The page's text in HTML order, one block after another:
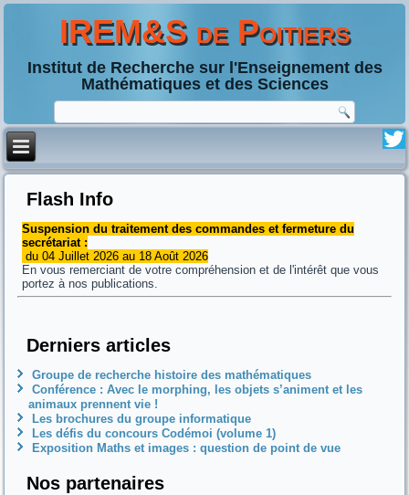
IREM&S de Poitiers
Institut de Recherche sur l'Enseignement des
Mathématiques et des Sciences
Flash Info
Suspension du traitement des commandes et fermeture du
secrétariat :
du 04 Juillet 2026 au 18 Août 2026
En vous remerciant de votre compréhension et de l'intérêt que vous
portez à nos publications.
Derniers articles
Groupe de recherche histoire des mathématiques
Conférence : Avec le morphing, les objets s’animent et les
animaux prennent vie !
Les brochures du groupe informatique
Les défis du concours Codémoi (volume 1)
Exposition Maths et images : question de point de vue
Nos partenaires